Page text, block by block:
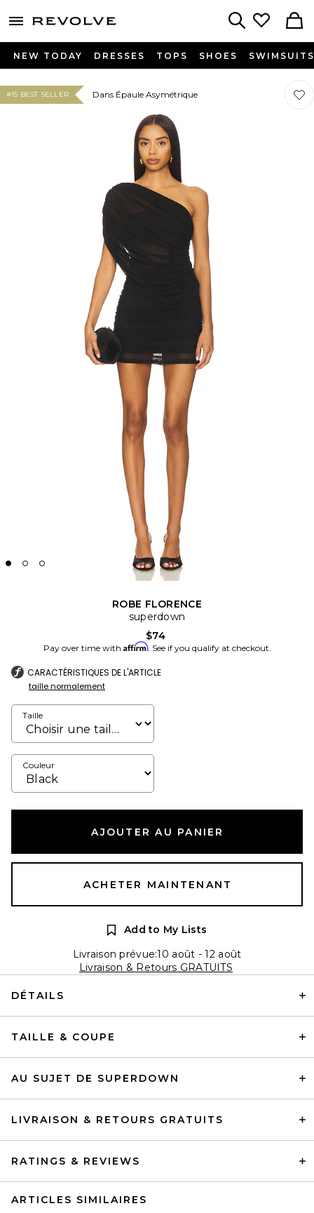
menu - shows more content
NEW TODAY DRESSES TOPS SHOES SWIMSUITS
#15 BEST SELLER Dans Épaule Asymétrique
ROBE FLORENCE
superdown
$74
Pay over time with Affirm. See if you qualify at checkout.
CARACTÉRISTIQUES DE L'ARTICLE
taille normalement
Taille
Couleur
AJOUTER AU PANIER
ACHETER MAINTENANT
Add to My Lists
Livraison prévue:10 août - 12 août
Livraison & Retours GRATUITS
DÉTAILS
TAILLE & COUPE
AU SUJET DE SUPERDOWN
LIVRAISON & RETOURS GRATUITS
RATINGS & REVIEWS
ARTICLES SIMILAIRES